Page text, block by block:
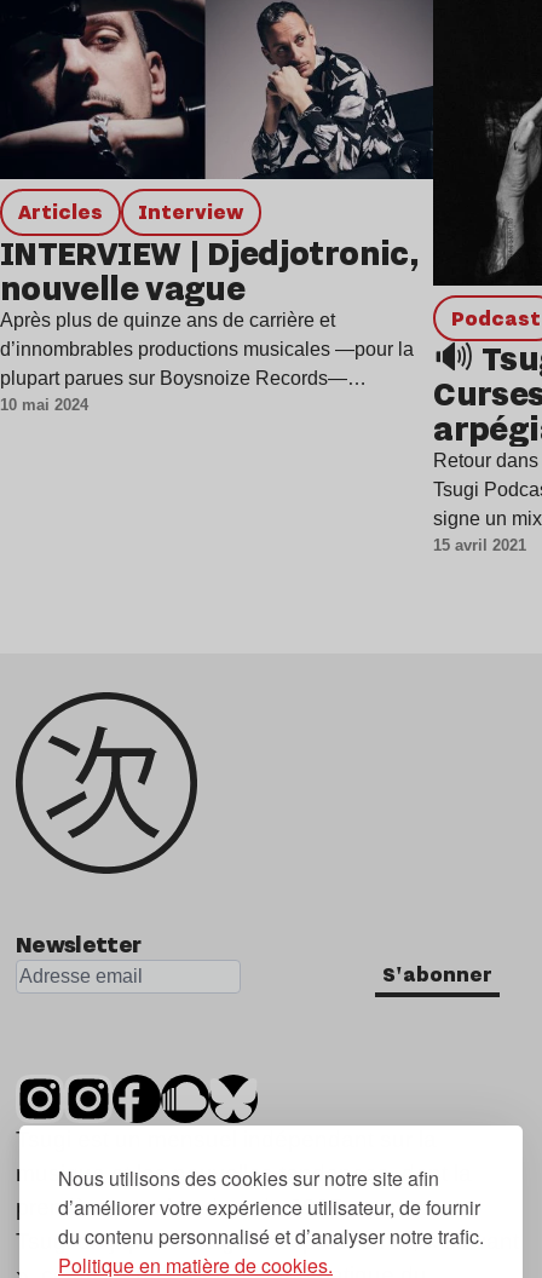
Nous utilisons des cookies sur notre site afin
d’améliorer votre expérience utilisateur, de fournir
du contenu personnalisé et d’analyser notre trafic.
Politique en matière de cookies.
Articles interview
INTERVIEW | Djedjotronic,
nouvelle vague
Après plus de quinze ans de carrière et
d’innombrables productions musicales —pour la
plupart parues sur Boysnoize Records—
Djedjotronic se…
10 mai 2024
podcast
🔊
de
Retour
Tsugi
signe un
15 avril 2021
Newsletter
S'abonner
Tsugi est un mensuel indépendant sur la
musique et les nouvelles tendances, dont la
première parution date de 2007.
Tsugi en japonais signifie « prochain », « suivant